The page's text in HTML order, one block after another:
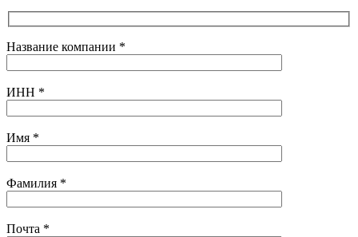
Название компании *
ИНН *
Имя *
Фамилия *
Почта *